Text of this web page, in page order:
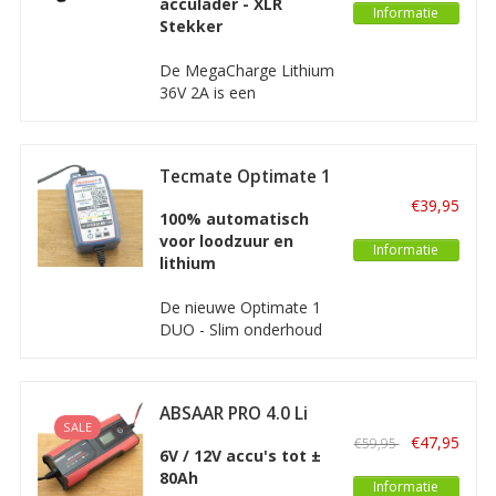
lader is prima geschikt
voor elektrische
steps, scootmobiels en
soortgelijke
Stekker
De MegaCharge Lithium
36V 2A is een
Lithium-ion accu veilig
en onderhouden. Deze
lader is prima geschikt
voor elektrische
steps, scootmobiels en
soortgelijke
Informatie
Tecmate Optimate 1
100% automatisch
voor loodzuur en
lithium
De nieuwe Optimate 1
DUO - Slim onderhoud
V-loodzuuraccu’s en
staps laadprogramma.
€39,95
Informatie
SALE
ABSAAR PRO 4.0 Li
6V / 12V accu's tot ±
80Ah
€59,95 €47,95
Informatie